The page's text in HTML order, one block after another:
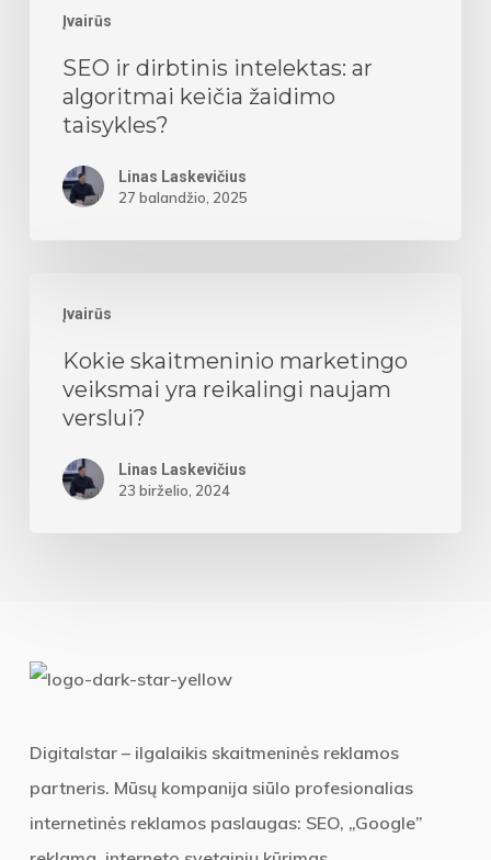
Įvairūs
SEO ir dirbtinis intelektas: ar
algoritmai keičia žaidimo
taisykles?
Linas Laskevičius
27 balandžio, 2025
Įvairūs
skaitmeninio
marketingo
veiksmai
reikalingi
naujam
Kokie skaitmeninio marketingo
veiksmai yra reikalingi naujam
verslui?
Linas Laskevičius
23 birželio, 2024
Digitalstar – ilgalaikis skaitmeninės reklamos
partneris. Mūsų kompanija siūlo profesionalias
internetinės reklamos paslaugas: SEO, „Google”